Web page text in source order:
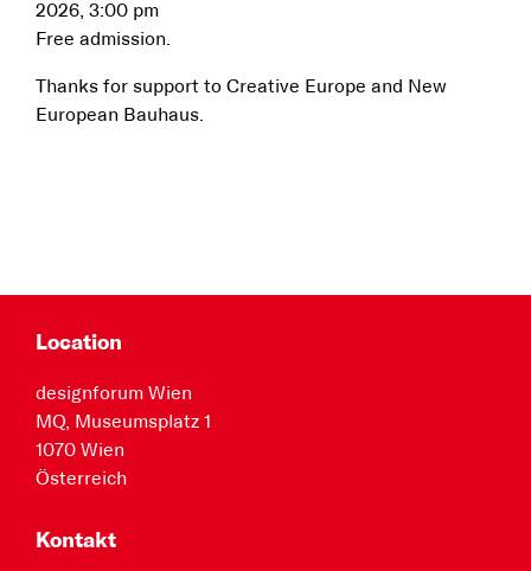
2026, 3:00 pm
Free admission.
Thanks for support to Creative Europe and New
European Bauhaus.
Location
designforum Wien
MQ, Museumsplatz 1
1070 Wien
Österreich
Kontakt